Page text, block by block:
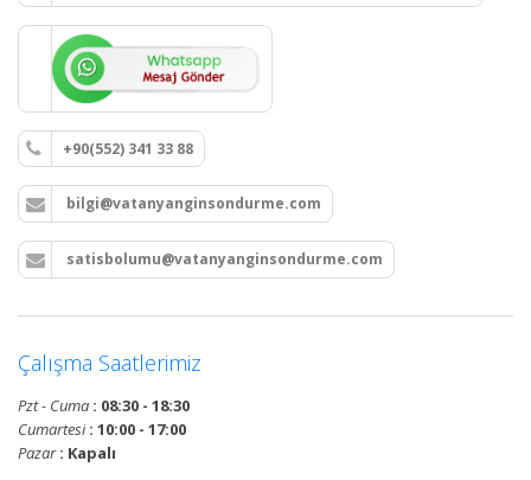
+90(552) 341 33 88
bilgi@vatanyanginsondurme.com
satisbolumu@vatanyanginsondurme.com
Çalışma Saatlerimiz
Pzt - Cuma : 08:30 - 18:30
Cumartesi: 10:00 - 17:00
Pazar: Kapalı